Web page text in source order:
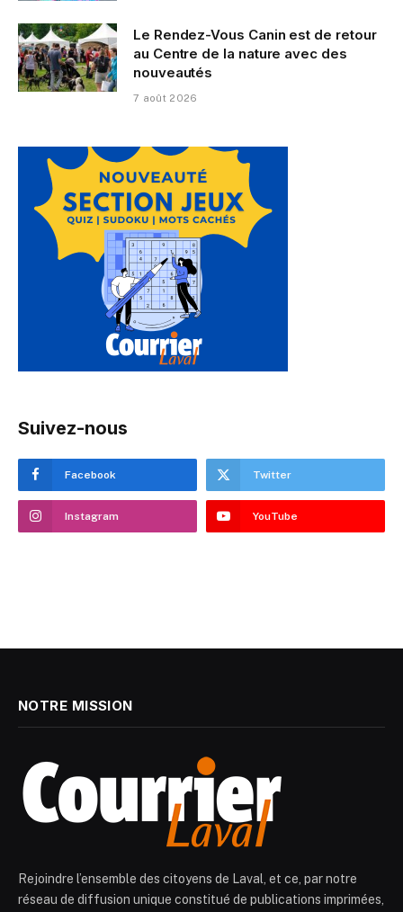
Le Rendez-Vous Canin est de retour
au Centre de la nature avec des
nouveautés
7 août 2026
Suivez-nous
Facebook Twitter
Instagram YouTube
NOTRE MISSION
Rejoindre l’ensemble des citoyens de Laval, et ce, par notre
réseau de diffusion unique constitué de publications imprimées,